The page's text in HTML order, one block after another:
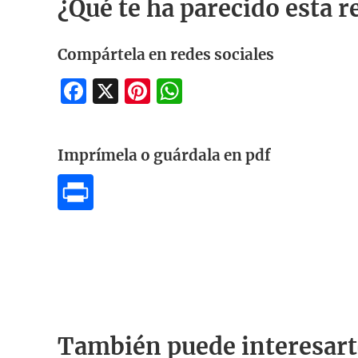
¿Qué te ha parecido esta
Compártela en redes sociales
Facebook
X Pinterest
Imprímela o guárdala en pdf
También puede